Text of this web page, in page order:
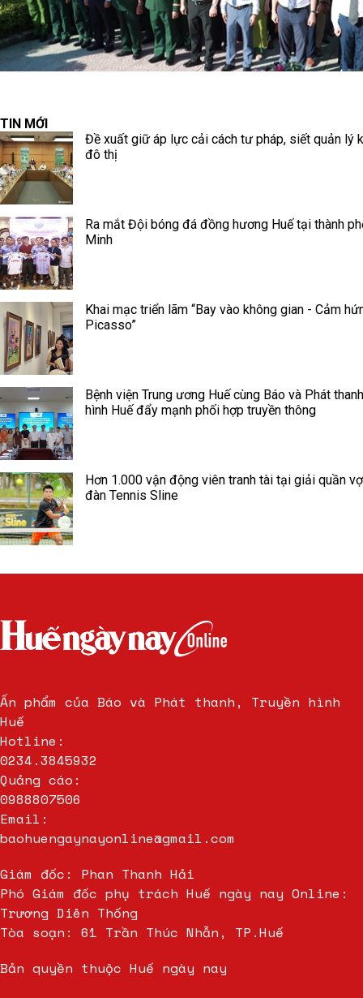
TIN MỚI
Đề xuất giữ áp lực cải cách tư pháp, siết quản lý
đô thị
Ra mắt Đội bóng đá đồng hương Huế tại thành
Minh
Khai mạc triển lãm “Bay vào không gian - Cảm
Picasso”
Bệnh viện Trung ương Huế cùng Báo và Phát
hình Huế đẩy mạnh phối hợp truyền thông
Hơn 1.000 vận động viên tranh tài tại giải quần
đàn Tennis Sline
Ấn phẩm của Báo và Phát thanh, Truyền hình
Huế
Hotline:
0234.3845932
Quảng cáo:
0988807506
Email:
baohuengaynayonline@gmail.com
Giám đốc: Phan Thanh Hải
Phó Giám đốc phụ trách Huế ngày nay Online:
Trương Diên Thống
Tòa soạn: 61 Trần Thúc Nhẫn, TP.Huế
Bản quyền thuộc Huế ngày nay